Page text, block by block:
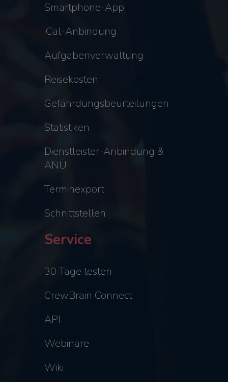
Smartphone-App
iCal-Anbindung
Aufgabenverwaltung
Reisekosten
Gefährdungsbeurteilungen
Statistiken
Dienstleister-Anbindung &
ANÜ
Terminexport
Schnittstellen
Service
30 Tage testen
CrewBrain Connect
API
Webinare
Wiki